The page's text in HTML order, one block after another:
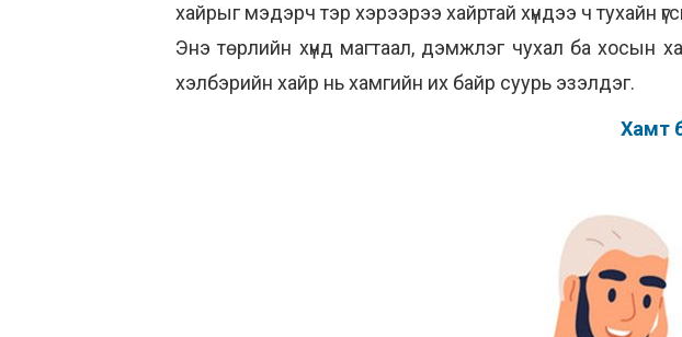
хайрыг мэдэрч тэр хэрээрээ хайртай хүндээ ч тухайн
Энэ төрлийн хүнд магтаал, дэмжлэг чухал ба хосын
хэлбэрийн хайр нь хамгийн их байр суурь эзэлдэг.
Хамт